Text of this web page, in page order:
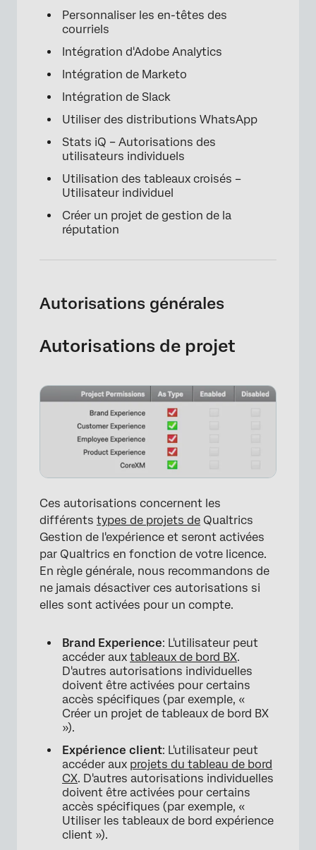
Personnaliser les en-têtes des
courriels
Intégration d'Adobe Analytics
Intégration de Marketo
Intégration de Slack
Utiliser des distributions WhatsApp
Stats iQ – Autorisations des
utilisateurs individuels
Utilisation des tableaux croisés –
Utilisateur individuel
Créer un projet de gestion de la
réputation
Autorisations générales
Autorisations de projet
Ces autorisations concernent les
différents types de projets de Qualtrics
Gestion de l'expérience et seront activées
par Qualtrics en fonction de votre licence.
En règle générale, nous recommandons de
ne jamais désactiver ces autorisations si
elles sont activées pour un compte.
Brand Experience: L'utilisateur peut
accéder aux tableaux de bord BX.
D'autres autorisations individuelles
doivent être activées pour certains
accès spécifiques (par exemple, «
Créer un projet de tableaux de bord BX
»).
Expérience client: L'utilisateur peut
accéder aux projets du tableau de bord
CX. D'autres autorisations individuelles
doivent être activées pour certains
accès spécifiques (par exemple, «
Utiliser les tableaux de bord expérience
client »).